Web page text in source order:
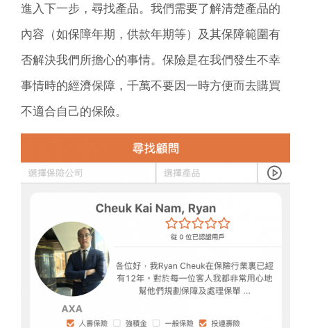
進入下一步，尋找產品。我們需要了解清楚產品的
內容（如保障年期，供款年期等）及其保障範圍有
否解決我們所擔心的事情。保險是在我們發生不幸
事情時的經濟保障，千萬不要因一時方便而去購買
不適合自己的保險。